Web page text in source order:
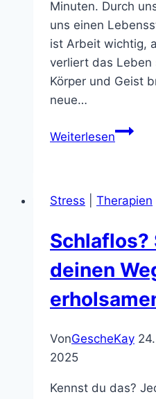
Minuten. Durch
uns einen
ist Arbeit wichtig,
verliert das Leben
Körper und Geist
neue…
WeiterlesenKeine
Stress
Therapien
Schlaflos?
deinen
VonGescheKay
2025
Kennst du das?